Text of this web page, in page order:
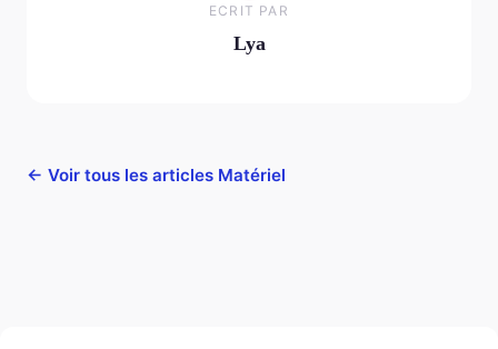
ECRIT PAR
Lya
← Voir tous les articles Matériel